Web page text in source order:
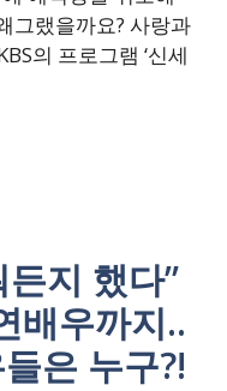
그랬을까요? 사랑과
의 프로그램 ‘신세
지 했다”
배우까지..
은 누구?!